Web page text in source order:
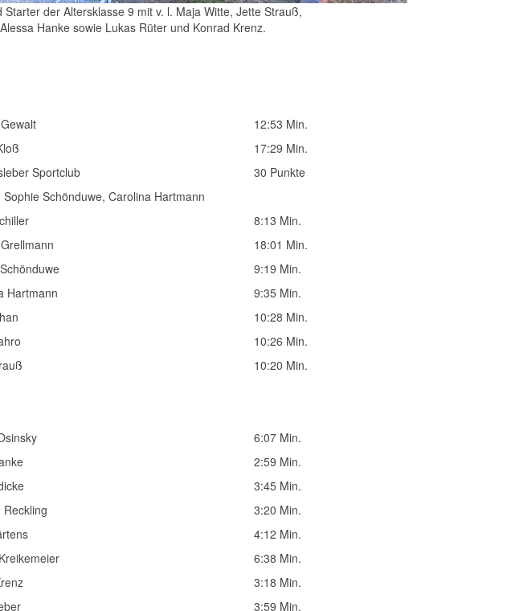
Starter der Altersklasse 9 mit v. l. Maja Witte, Jette Strauß,
Hanke sowie Lukas Rüter und Konrad Krenz.
12:53 Min.
17:29 Min.
Sportclub
30 Punkte
Sophie Schönduwe, Carolina Hartmann
8:13 Min.
18:01 Min.
9:19 Min.
Hartmann
9:35 Min.
10:28 Min.
10:26 Min.
10:20 Min.
6:07 Min.
2:59 Min.
3:45 Min.
Reckling
3:20 Min.
4:12 Min.
6:38 Min.
3:18 Min.
3:59 Min.